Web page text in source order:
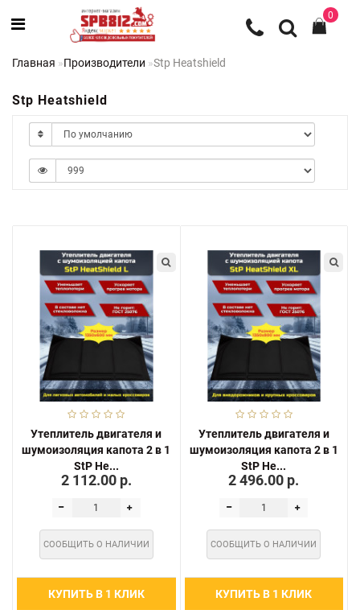
0
Главная Производители Stp Heatshield
Stp Heatshield
Утеплитель двигателя и
шумоизоляция капота 2 в 1
StP He...
2 112.00 р.
СООБЩИТЬ О НАЛИЧИИ
КУПИТЬ В 1 КЛИК
Утеплитель двигателя и
шумоизоляция капота 2 в 1
StP He...
2 496.00 р.
СООБЩИТЬ О НАЛИЧИИ
КУПИТЬ В 1 КЛИК